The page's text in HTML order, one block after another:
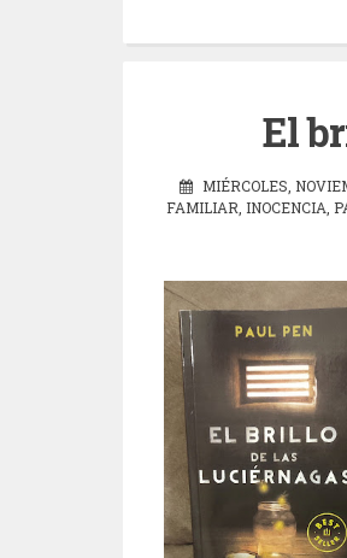
El
MIÉRCOLES,
FAMILIAR, INOCENCIA,